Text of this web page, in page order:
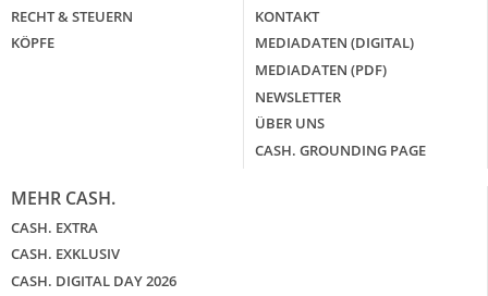
RECHT & STEUERN
KÖPFE
KONTAKT
MEDIADATEN (DIGITAL)
MEDIADATEN (PDF)
NEWSLETTER
ÜBER UNS
CASH. GROUNDING PAGE
MEHR CASH.
CASH. EXTRA
CASH. EXKLUSIV
CASH. DIGITAL DAY 2026